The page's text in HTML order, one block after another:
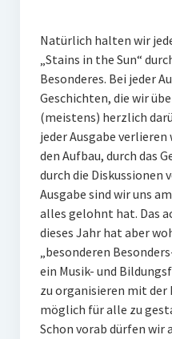
Chronik
Berichte und Projekte
Gedenkorte im Erzgebirge
Bildungsfahrten
Stains in the Sun
Dialog
Stolpersteine
Sport
Sonstiges
Natürlich halten wir
„Stains in the Sun“
Besonderes. Bei jeder
Geschichten, die wir
(meistens) herzlich
jeder Ausgabe
den Aufbau, durch das
durch die Diskussionen
Ausgabe sind wir uns
alles gelohnt hat. Das
dieses Jahr hat aber
„besonderen
ein Musik- und
zu organisieren mit der
möglich für alle zu
Schon vorab dürfen wir